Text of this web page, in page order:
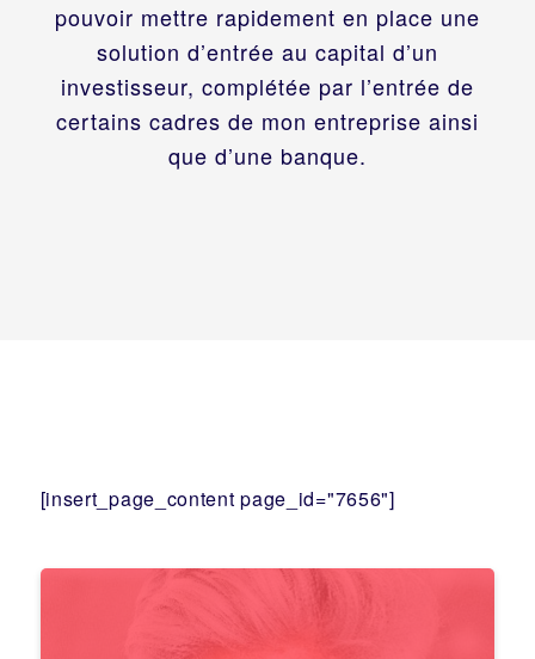
pouvoir mettre rapidement en place une
solution d’entrée au capital d’un
investisseur, complétée par l’entrée de
certains cadres de mon entreprise ainsi
que d’une banque.
[insert_page_content page_id="7656"]